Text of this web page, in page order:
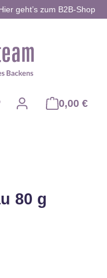
geht’s zum B2B-Shop
0,00 €
80 g